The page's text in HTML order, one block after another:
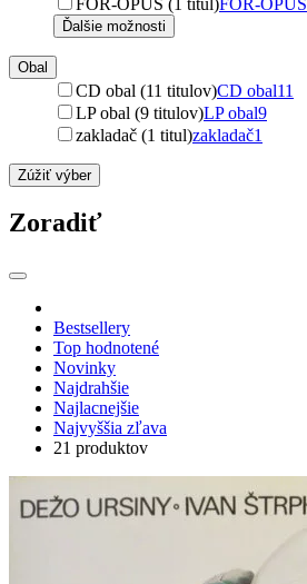
Ďalšie možnosti
Obal
CD obal (11 titulov)CD obal11
LP obal (9 titulov)LP obal9
zakladač (1 titul)zakladač1
Zúžiť výber
Zoradiť
Bestsellery
Top hodnotené
Novinky
Najdrahšie
Najlacnejšie
Najvyššia zľava
21 produktov